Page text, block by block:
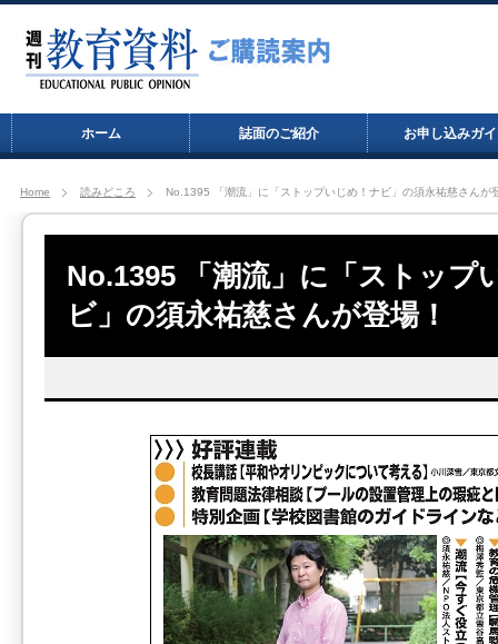
ホーム 誌面のご紹介 お申し込みガ
Home 読みどころ No.1395 「潮流」に「ストップいじめ！ナビ」の須永祐慈さんが
No.1395 「潮流」に「ストップ
ビ」の須永祐慈さんが登場！